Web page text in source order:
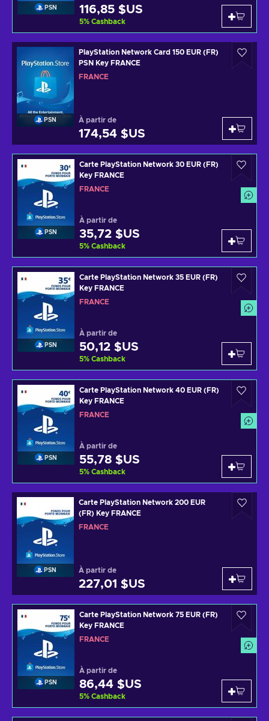
PSN 116,85 $US
5% Cashback
PSN
PlayStation Network Card 150 EUR (FR)
PSN Key FRANCE
FRANCE
À partir de
174,54 $US
PSN
Carte PlayStation Network 30 EUR (FR)
Key FRANCE
FRANCE
À partir de
35,72 $US
5% Cashback
PSN
Carte PlayStation Network 35 EUR (FR)
Key FRANCE
FRANCE
À partir de
50,12 $US
5% Cashback
PSN
Carte PlayStation Network 40 EUR (FR)
Key FRANCE
FRANCE
À partir de
55,78 $US
5% Cashback
PSN
Carte PlayStation Network 200 EUR
(FR) Key FRANCE
FRANCE
À partir de
227,01 $US
PSN
Carte PlayStation Network 75 EUR (FR)
Key FRANCE
FRANCE
À partir de
86,44 $US
5% Cashback